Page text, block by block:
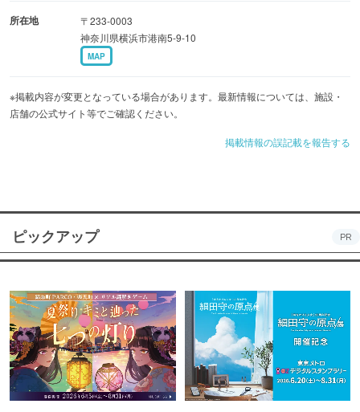
所在地
〒233-0003
神奈川県横浜市港南5-9-10
MAP
※掲載内容が変更となっている場合があります。最新情報については、施設・
店舗の公式サイト等でご確認ください。
掲載情報の誤記載を報告する
ピックアップ PR